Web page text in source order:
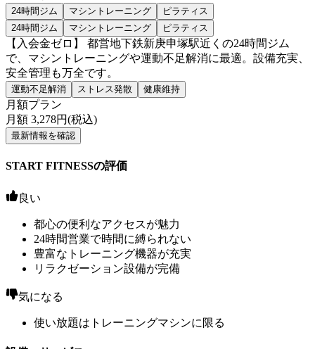
24時間ジム マシントレーニング
ピラティス
24時間ジム
マシントレーニング ピラティス
【入会金ゼロ】 都営地下鉄新庚申塚駅近くの24時間ジム
で、マシントレーニングや運動不足解消に最適。設備充実、
安全管理も万全です。
運動不足解消 ストレス発散 健康維持
月額プラン
月額 3,278円(税込)
最新情報を確認
START FITNESSの評価
良い
都心の便利なアクセスが魅力
24時間営業で時間に縛られない
豊富なトレーニング機器が充実
リラクゼーション設備が完備
気になる
使い放題はトレーニングマシンに限る